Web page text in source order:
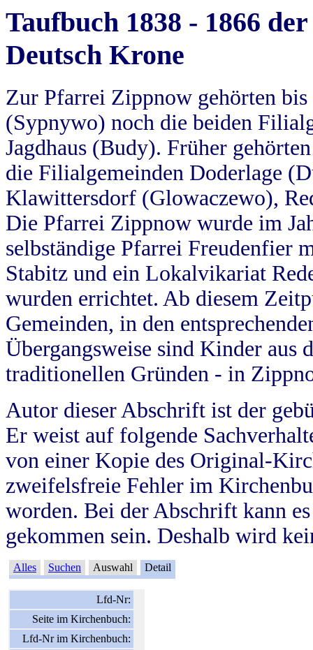
Taufbuch 1838 - 1866
Deutsch Krone
Zur Pfarrei Zippnow gehörten
(Sypnywo) noch die beiden
Jagdhaus (Budy). Früher
die Filialgemeinden Doderlage
Klawittersdorf (Glowaczewo),
Die Pfarrei Zippnow wurde im
selbständige Pfarrei Freudenfier
Stabitz und ein Lokalvikariat
wurden errichtet. Ab diesem
Gemeinden, in den
Übergangsweise sind Kinder aus
traditionellen Gründen - in
Autor dieser Abschrift ist der
Er weist auf folgende
von einer Kopie des Original-
zweifelsfreie Fehler im
worden. Bei der Abschrift kann
gekommen sein. Deshalb wird
Alles Suchen Auswahl Detail
Lfd-Nr:
Seite im Kirchenbuch:
Lfd-Nr im Kirchenbuch: